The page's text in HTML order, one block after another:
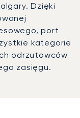
Dzięki
port
kategorie
odrzutowców
zasięgu.